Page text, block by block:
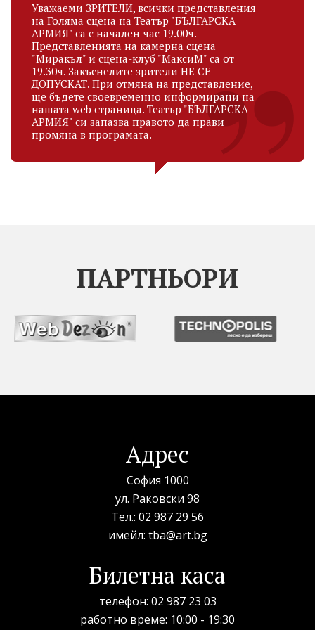
Уважаеми ЗРИТЕЛИ, всички представления
на Голяма сцена на Театър "БЪЛГАРСКА
АРМИЯ" са с начален час 19.00ч.
Представленията на камерна сцена
"Миракъл" и сцена-клуб "МаксиМ" са от
19.30ч. Закъснелите зрители НЕ СЕ
ДОПУСКАТ. При отмяна на представление,
ще бъдете своевременно информирани на
нашата web страница. Театър "БЪЛГАРСКА
АРМИЯ" си запазва правото да прави
промяна в програмата.
ПАРТНЬОРИ
Адрес
София 1000
ул. Раковски 98
Тел.: 02 987 29 56
имейл: tba@art.bg
Билетна каса
телефон: 02 987 23 03
рабoтно време: 10:00 - 19:30